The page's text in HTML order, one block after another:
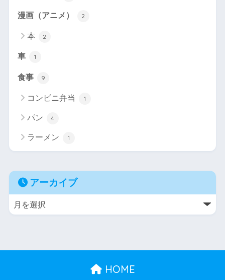
漫画（アニメ） 2
本 2
車 1
食事 9
コンビニ弁当 1
パン 4
ラーメン 1
アーカイブ
HOME